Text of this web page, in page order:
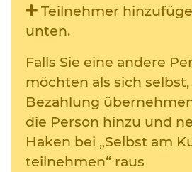
Teilnehmer
unten.
Falls Sie eine andere
möchten als sich
Bezahlung
die Person hinzu und
Haken bei „Selbst am
teilnehmen“ raus